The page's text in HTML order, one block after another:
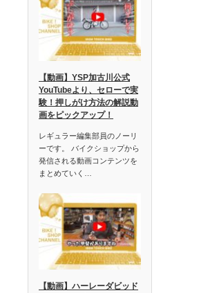
【動画】YSP加古川公式
YouTubeより、セローで実
験！押しがけ方法の解説動
画をピックアップ！
レギュラー編集部員のノーリ
ーです。 バイクショップから
発信される動画コンテンツを
まとめていく…
【動画】ハーレーダビッド